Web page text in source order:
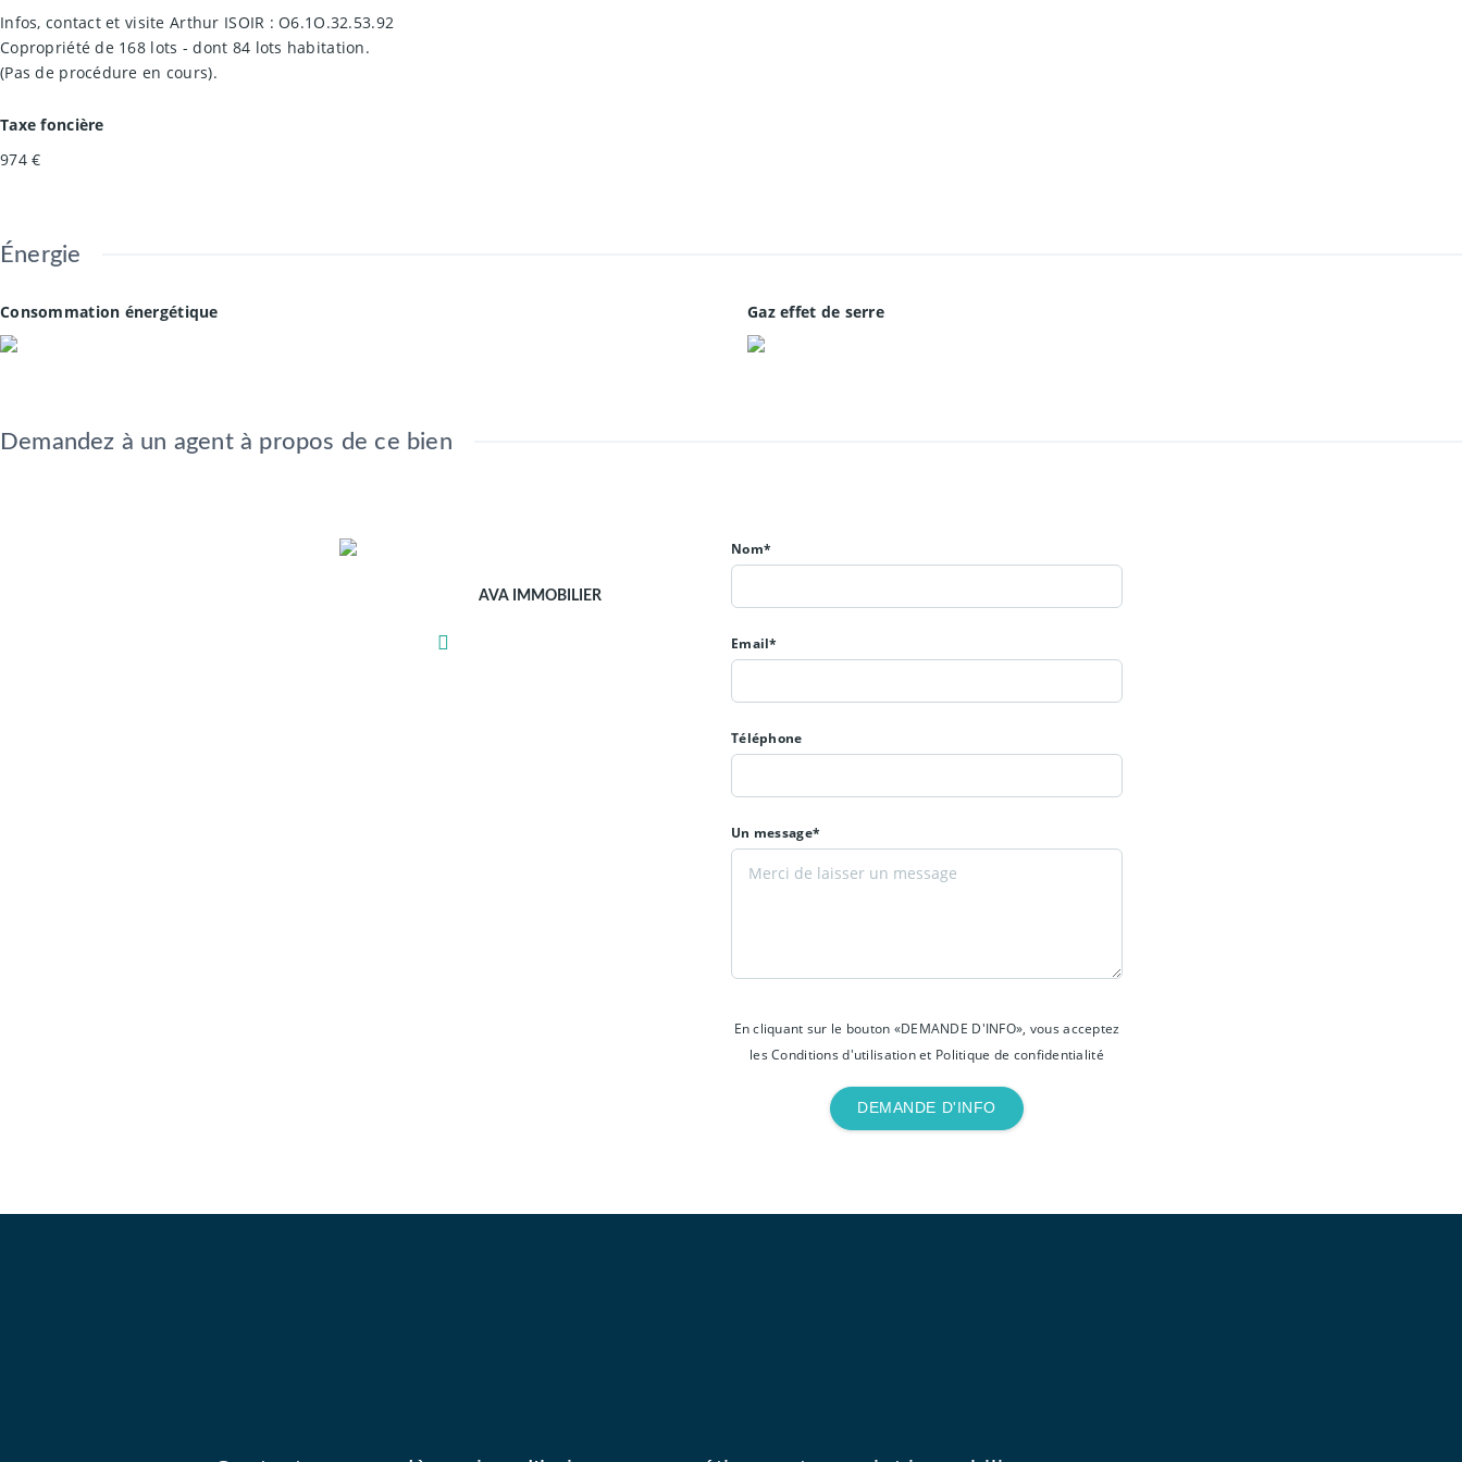
Infos, contact et visite Arthur ISOIR : O6.1O.32.53.92
Copropriété de 168 lots - dont 84 lots habitation.
(Pas de procédure en cours).
Taxe foncière
974 €
Énergie
Consommation énergétique Gaz effet de serre
Demandez à un agent à propos de ce bien
AVA IMMOBILIER
Nom*
Email*
Téléphone
Un message*
En cliquant sur le bouton «DEMANDE D'INFO», vous acceptez
les Conditions d'utilisation et Politique de confidentialité
DEMANDE D'INFO